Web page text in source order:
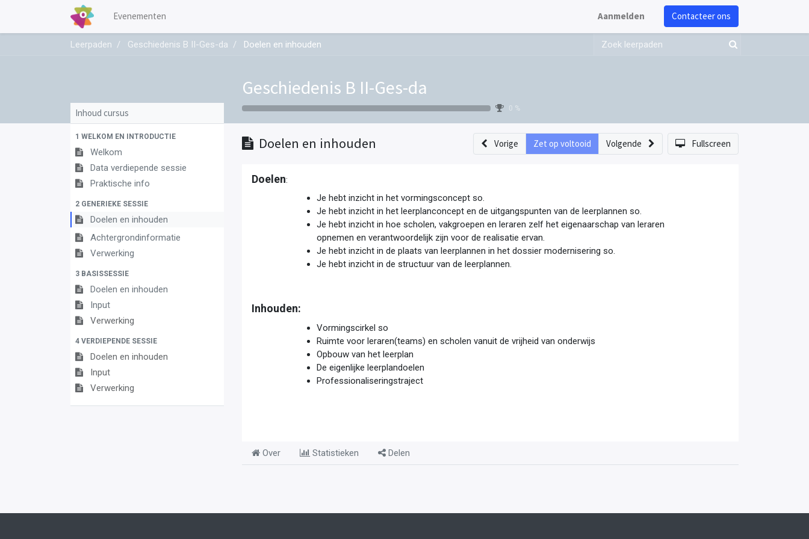
Evenementen Aanmelden Contacteer ons
Leerpaden Geschiedenis B II-Ges-da Doelen en inhouden
Geschiedenis B II-Ges-da
0 %
Inhoud cursus
1 WELKOM EN INTRODUCTIE
Welkom
Data verdiepende sessie
Praktische info
2 GENERIEKE SESSIE
Doelen en inhouden
Achtergrondinformatie
Verwerking
3 BASISSESSIE
Doelen en inhouden
Input
Verwerking
4 VERDIEPENDE SESSIE
Doelen en inhouden
Input
Verwerking
Doelen en inhouden Vorige Zet op voltooid Volgende Fullscreen
Doelen:
Je hebt inzicht in het vormingsconcept so.
Je hebt inzicht in het leerplanconcept en de uitgangspunten van de leerplannen so.
Je hebt inzicht in hoe scholen, vakgroepen en leraren zelf het eigenaarschap van leraren
opnemen en verantwoordelijk zijn voor de realisatie ervan.
Je hebt inzicht in de plaats van leerplannen in het dossier modernisering so.
Je hebt inzicht in de structuur van de leerplannen.
Inhouden:
Vormingscirkel so
Ruimte voor leraren(teams) en scholen vanuit de vrijheid van onderwijs
Opbouw van het leerplan
De eigenlijke leerplandoelen
Professionaliseringstraject
Over Statistieken Delen